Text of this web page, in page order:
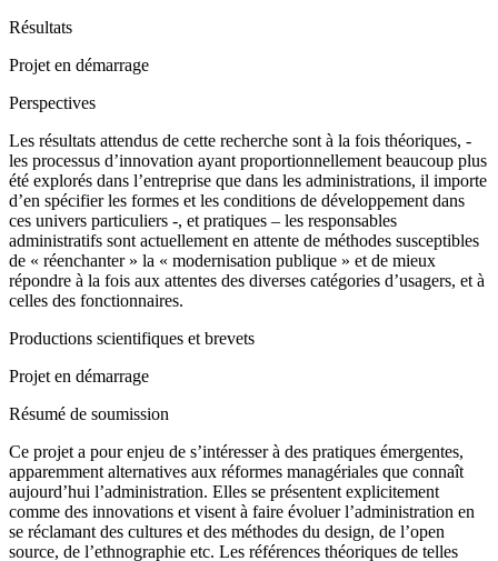
Résultats
Projet en démarrage
Perspectives
Les résultats attendus de cette recherche sont à la fois théoriques, -
les processus d’innovation ayant proportionnellement beaucoup plus
été explorés dans l’entreprise que dans les administrations, il importe
d’en spécifier les formes et les conditions de développement dans
ces univers particuliers -, et pratiques – les responsables
administratifs sont actuellement en attente de méthodes susceptibles
de « réenchanter » la « modernisation publique » et de mieux
répondre à la fois aux attentes des diverses catégories d’usagers, et à
celles des fonctionnaires.
Productions scientifiques et brevets
Projet en démarrage
Résumé de soumission
Ce projet a pour enjeu de s’intéresser à des pratiques émergentes,
apparemment alternatives aux réformes managériales que connaît
aujourd’hui l’administration. Elles se présentent explicitement
comme des innovations et visent à faire évoluer l’administration en
se réclamant des cultures et des méthodes du design, de l’open
source, de l’ethnographie etc. Les références théoriques de telles